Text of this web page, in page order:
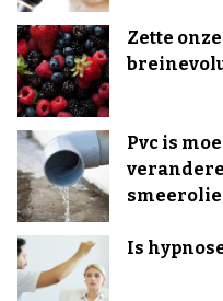
Zette
Pvc is
smeerolie
Is